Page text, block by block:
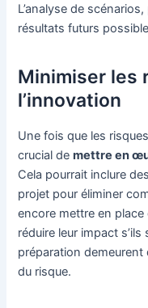
L’analyse de
résultats futurs
Minimiser les
l’innovation
Une fois que les
crucial demettre en
Cela pourrait inclure
projet pour éliminer
encore mettre en
réduire leur impact
préparation demeurent
du risque.